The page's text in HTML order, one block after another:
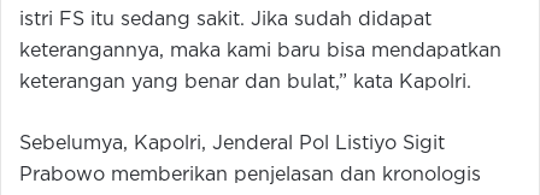
istri FS itu sedang sakit. Jika sudah didapat
keterangannya, maka kami baru bisa mendapatkan
keterangan yang benar dan bulat,” kata Kapolri.
Sebelumya, Kapolri, Jenderal Pol Listiyo Sigit
Prabowo memberikan penjelasan dan kronologis